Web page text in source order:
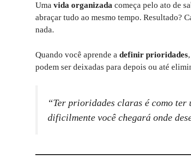
Uma vida organizada começa pelo ato de
abraçar tudo ao mesmo tempo. Resultado?
nada.
Quando você aprende a definir prioridades
podem ser deixadas para depois ou até
“Ter prioridades claras é como ter
dificilmente você chegará onde